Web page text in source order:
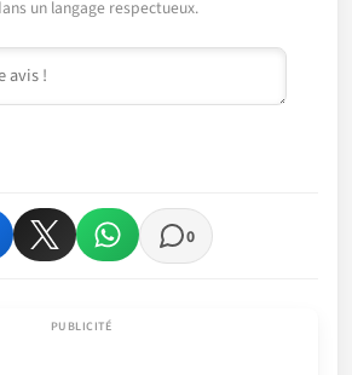
un langage respectueux.
0